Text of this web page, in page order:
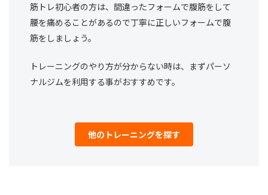
筋トレ初心者の方は、間違ったフォームで腹筋をして
腰を痛めることがあるので丁寧に正しいフォームで腹
筋をしましょう。
トレーニングのやり方が分からない時は、まずパーソ
ナルジムを利用する事がおすすめです。
他のトレーニングを探す